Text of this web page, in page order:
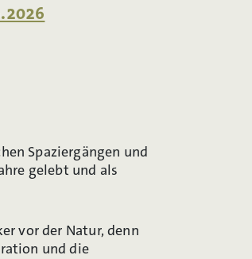
Spaziergängen und
gelebt und als
vor der Natur, denn
und die